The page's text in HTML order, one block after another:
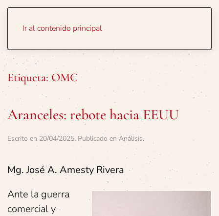
Ir al contenido principal
Etiqueta: OMC
Aranceles: rebote hacia EEUU
Escrito en 20/04/2025. Publicado en Análisis.
Mg. José A. Amesty Rivera
Ante la guerra
comercial y